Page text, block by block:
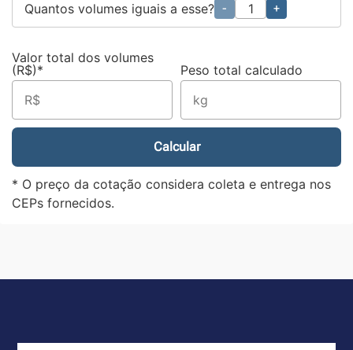
Quantos volumes iguais a esse? - +
Valor total dos volumes
(R$)*
Peso total calculado
Calcular
* O preço da cotação considera coleta e entrega nos
CEPs fornecidos.